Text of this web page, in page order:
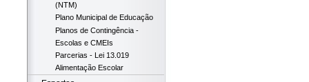
(NTM)
Plano Municipal de Educação
Planos de Contingência -
Escolas e CMEIs
Parcerias - Lei 13.019
Alimentação Escolar